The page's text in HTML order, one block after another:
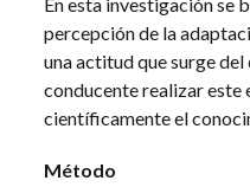
percepción de la
una actitud que surge
conducente realizar este
científicamente el
Método